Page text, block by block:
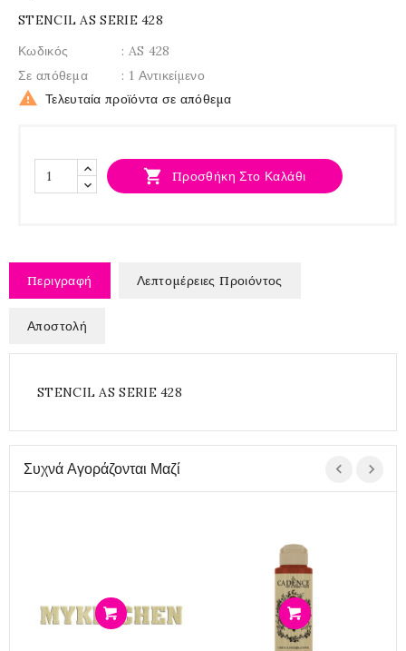
STENCIL AS SERIE 428
Κωδικός
: AS 428
Σε απόθεμα
: 1 Αντικείμενο
 Τελευταία προϊόντα σε απόθεμα
 Προσθήκη Στο Καλάθι
Περιγραφή Λεπτομέρειες Προιόντος
Αποστολή
STENCIL AS SERIE 428
Συχνά Αγοράζονται Μαζί